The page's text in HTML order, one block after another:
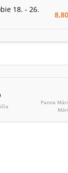
18. - 26.
Panna